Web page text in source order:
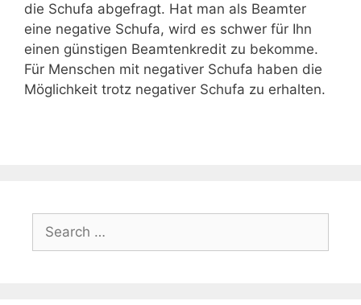
die Schufa abgefragt. Hat man als Beamter
eine negative Schufa, wird es schwer für Ihn
einen günstigen Beamtenkredit zu bekomme.
Für Menschen mit negativer Schufa haben die
Möglichkeit trotz negativer Schufa zu erhalten.
for: